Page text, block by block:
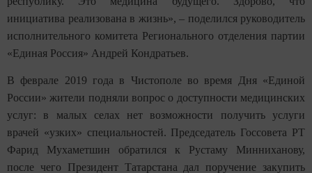
инициатива реализована в жизнь», – поделился руководитель
исполнительного комитета Регионального отделения партии
«Единая Россия» Андрей Кондратьев.
В феврале 2019 года в Чистополе во время Дня «Единой
России» жители подняли вопрос о доступности медицинских
услуг: в малых селах нет возможности получить услуги
врачей «узких» специальностей. Председатель Госсовета РТ
Фарид Мухаметшин обратился к Рустаму Минниханову,
после чего Президент Татарстана дал поручение закупить